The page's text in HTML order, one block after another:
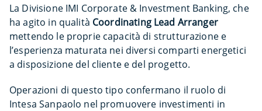
La Divisione IMI Corporate & Investment Banking, che
ha agito in qualità Coordinating Lead Arranger
mettendo le proprie capacità di strutturazione e
l’esperienza maturata nei diversi comparti energetici
a disposizione del cliente e del progetto.
Operazioni di questo tipo confermano il ruolo di
Intesa Sanpaolo nel promuovere investimenti in